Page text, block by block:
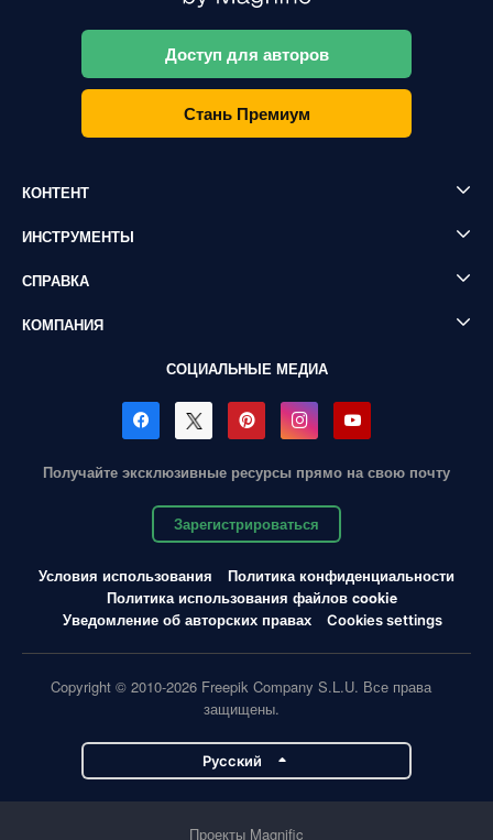
Доступ для авторов
Стань Премиум
КОНТЕНТ
ИНСТРУМЕНТЫ
СПРАВКА
КОМПАНИЯ
СОЦИАЛЬНЫЕ МЕДИА
Получайте эксклюзивные ресурсы прямо на свою почту
Зарегистрироваться
Условия использования
Политика конфиденциальности
Политика использования файлов cookie
Уведомление об авторских правах
Cookies settings
Copyright © 2010-2026 Freepik Company S.L.U. Все права
защищены.
Pусский
Проекты Magnific